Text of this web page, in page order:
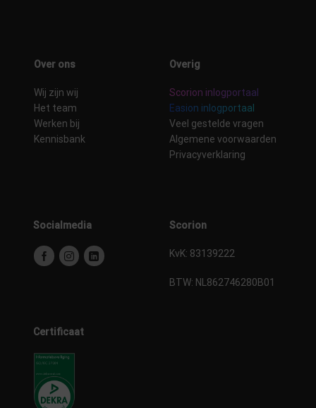
Over ons
Wij zijn wij
Het team
Werken bij
Kennisbank
Overig
Scorion inlogportaal
Easion inlogportaal
Veel gestelde vragen
Algemene voorwaarden
Privacyverklaring
Socialmedia Scorion
KvK: 83139222
BTW: NL862746280B01
Certificaat